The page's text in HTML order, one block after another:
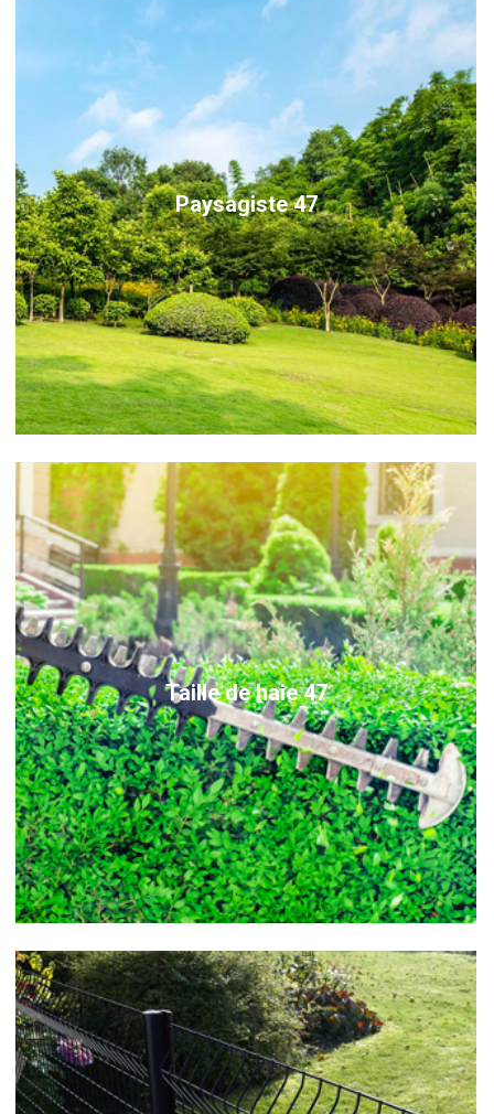
Paysagiste 47
Taille de haie 47